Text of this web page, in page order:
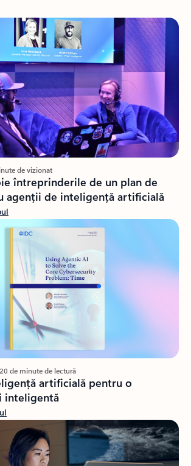
de vizionat
întreprinderile de un plan de
agenții de inteligență artificială
de minute de lectură
artificială pentru o
inteligentă